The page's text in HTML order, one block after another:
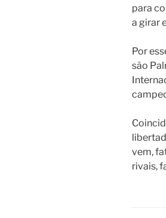
para
a girar
Por
são
vem,
rivais,